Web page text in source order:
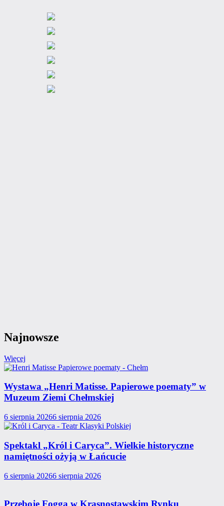
Najnowsze
Więcej
Wystawa „Henri Matisse. Papierowe poematy” w
Muzeum Ziemi Chełmskiej
6 sierpnia 20266 sierpnia 2026
Spektakl „Król i Caryca”. Wielkie historyczne
namiętności ożyją w Łańcucie
6 sierpnia 20266 sierpnia 2026
Przeboje Fogga w Krasnostawskim Rynku